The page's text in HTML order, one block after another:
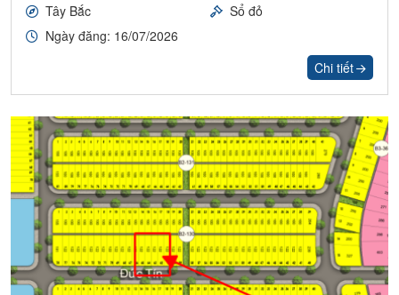
Tây Bắc
Sổ đỏ
Ngày đăng: 16/07/2026
Chi tiết